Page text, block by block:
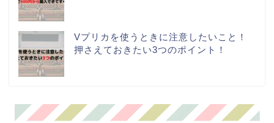
Vプリカを使うときに注意したいこと！
押さえておきたい3つのポイント！